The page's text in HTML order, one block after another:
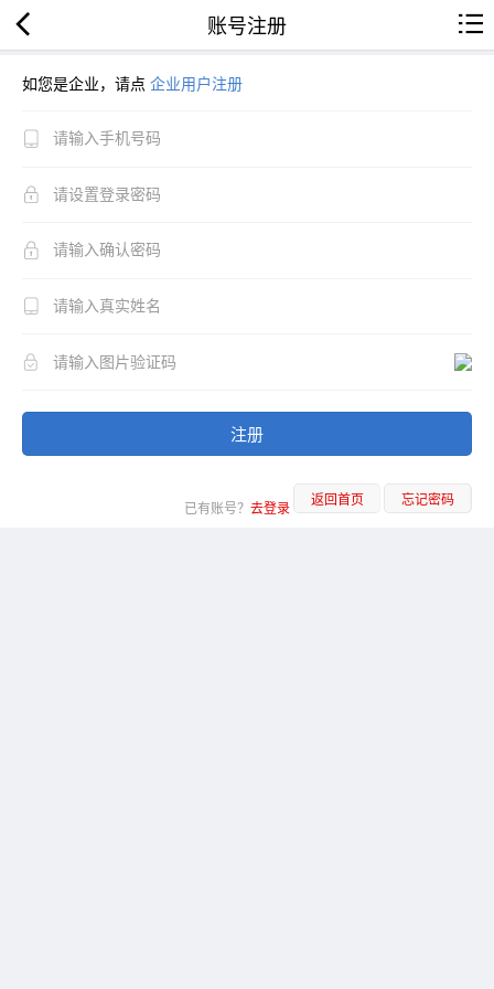
账号注册
如您是企业，请点 企业用户注册
注册
已有账号？ 去登录 返回首页 忘记密码